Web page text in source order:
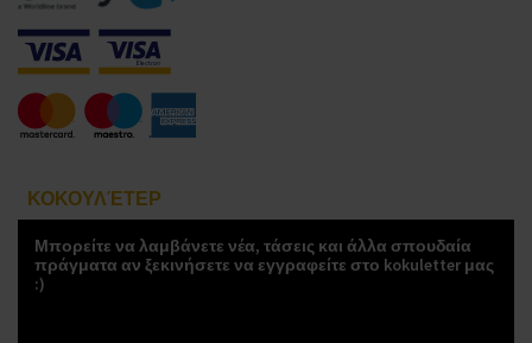
ΚΟΚΟΥΛΈΤΕΡ
Μπορείτε να λαμβάνετε νέα, τάσεις και άλλα σπουδαία
πράγματα αν ξεκινήσετε να εγγραφείτε στο kokuletter μας
:)